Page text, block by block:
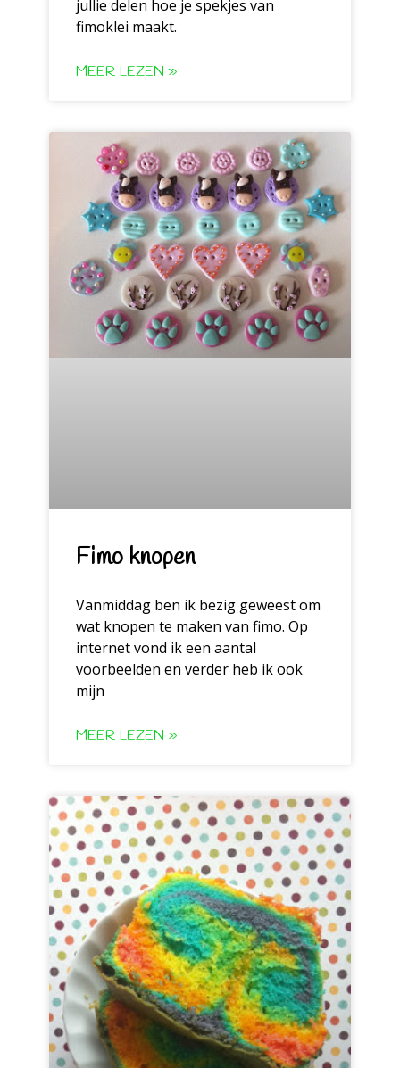
jullie delen hoe je spekjes van
fimoklei maakt.
MEER LEZEN »
Fimo knopen
Vanmiddag ben ik bezig geweest om
wat knopen te maken van fimo. Op
internet vond ik een aantal
voorbeelden en verder heb ik ook
mijn
MEER LEZEN »